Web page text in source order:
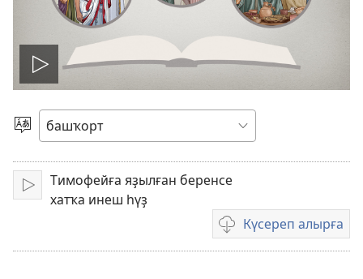
Уйнатыу
Телде
һайлағыҙ
Уйнатыу
Тимофейға яҙылған беренсе
хатҡа инеш һүҙ
Күсереп алырға
Видеояҙмаларҙы
күсереп